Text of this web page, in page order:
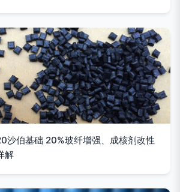
沙伯基础 20%玻纤增强、成核剂改性
解